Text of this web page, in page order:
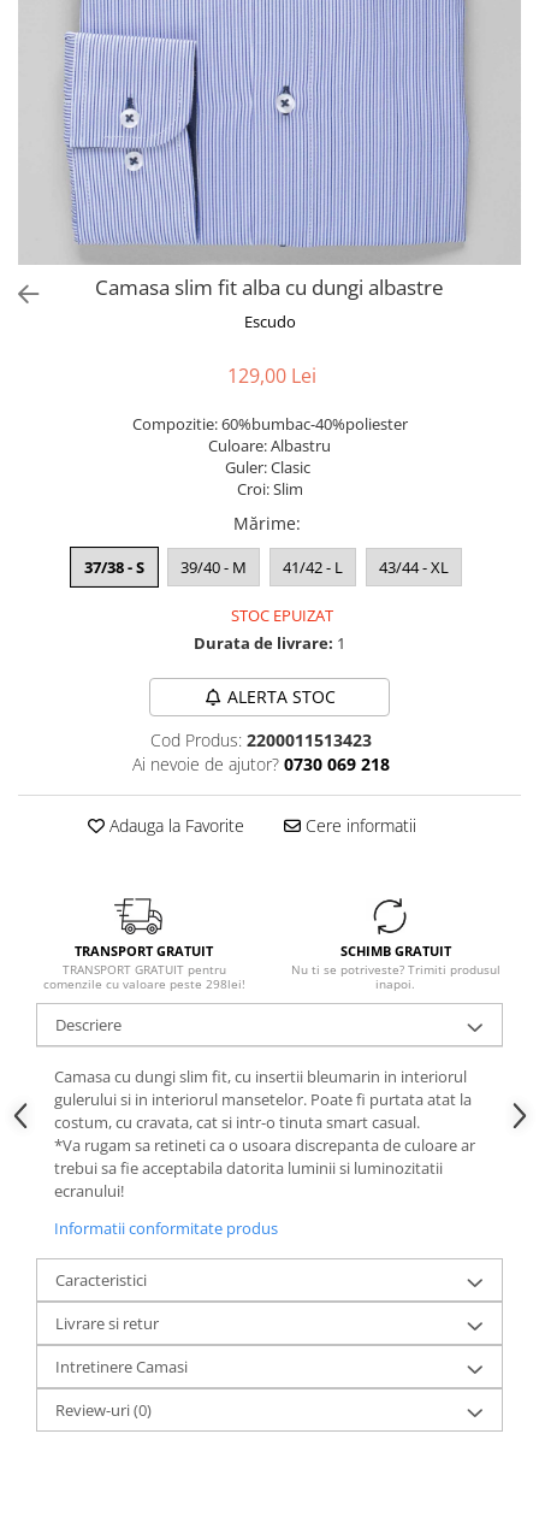
Camasa slim fit alba cu dungi albastre
Escudo
129,00 Lei
Compozitie: 60%bumbac-40%poliester
Culoare: Albastru
Guler: Clasic
Croi: Slim
Mărime:
37/38 - S 39/40 - M 41/42 - L 43/44 - XL
STOC EPUIZAT
Durata de livrare: 1
ALERTA STOC
Cod Produs: 2200011513423
Ai nevoie de ajutor? 0730 069 218
Adauga la Favorite Cere informatii
TRANSPORT GRATUIT
TRANSPORT GRATUIT pentru
comenzile cu valoare peste 298lei!
SCHIMB GRATUIT
Nu ti se potriveste? Trimiti produsul
inapoi.
Descriere
Camasa cu dungi slim fit, cu insertii bleumarin in interiorul
gulerului si in interiorul mansetelor. Poate fi purtata atat la
costum, cu cravata, cat si intr-o tinuta smart casual.
*Va rugam sa retineti ca o usoara discrepanta de culoare ar
trebui sa fie acceptabila datorita luminii si luminozitatii
ecranului!
Informatii conformitate produs
Caracteristici
Livrare si retur
Intretinere Camasi
Review-uri(0)